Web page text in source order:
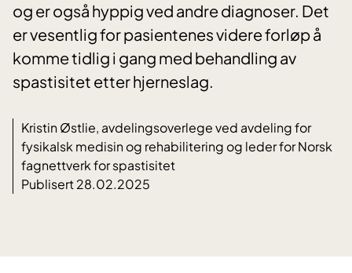
og er også hyppig ved andre diagnoser. Det
er vesentlig for pasientenes videre forløp å
komme tidlig i gang med behandling av
spastisitet etter hjerneslag.
Kristin Østlie, avdelingsoverlege ved avdeling for
fysikalsk medisin og rehabilitering og leder for Norsk
fagnettverk for spastisitet
Publisert 28.02.2025